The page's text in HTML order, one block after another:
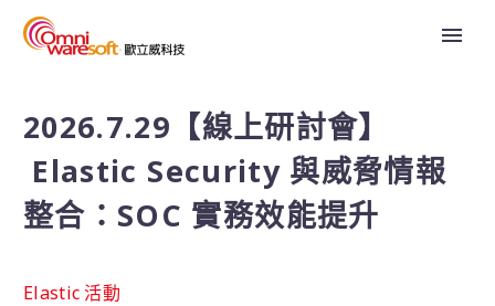
2026.7.29【線上研討會】
Elastic Security 與威脅情報
整合：SOC 實務效能提升
Elastic 活動